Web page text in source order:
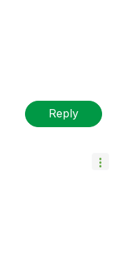
Reply